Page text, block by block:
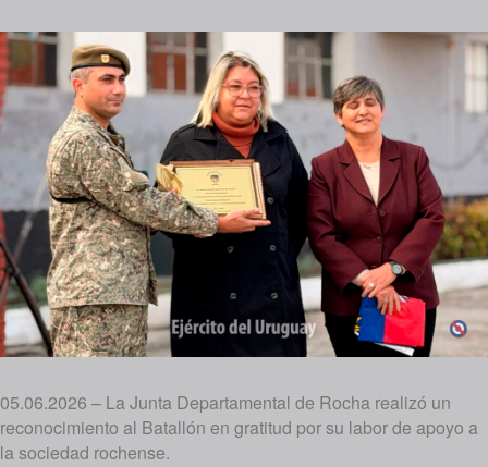
05.06.2026 – La Junta Departamental de Rocha realizó un
reconocimiento al Batallón en gratitud por su labor de apoyo a
la sociedad rochense.